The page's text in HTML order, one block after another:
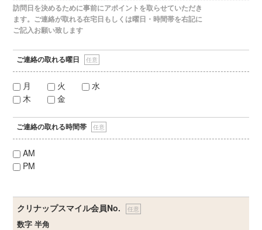
訪問日を決めるために事前にアポイントを取らせていただき
ます。ご連絡が取れる在宅日もしくは曜日・時間帯を右記に
ご記入お願い致します
ご連絡の取れる曜日 任意
月 火
水
木
金
ご連絡の取れる時間帯 任意
AM
PM
クリナップスマイル会員No. 任意
数字 半角